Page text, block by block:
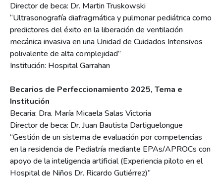
Director de beca: Dr. Martin Truskowski
“Ultrasonografía diafragmática y pulmonar pediátrica como
predictores del éxito en la liberación de ventilación
mecánica invasiva en una Unidad de Cuidados Intensivos
polivalente de alta complejidad”
Institución: Hospital Garrahan
Becarios de Perfeccionamiento 2025, Tema e
Institución
Becaria: Dra. María Micaela Salas Victoria
Director de beca: Dr. Juan Bautista Dartiguelongue
“Gestión de un sistema de evaluación por competencias
en la residencia de Pediatría mediante EPAs/APROCs con
apoyo de la inteligencia artificial (Experiencia piloto en el
Hospital de Niños Dr. Ricardo Gutiérrez)”